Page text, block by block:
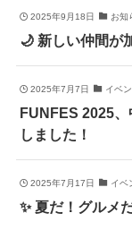
2025年9月18日 お知
🌙 新しい仲間が
2025年7月7日 イベ
FUNFES 2025
しました！
2025年7月17日 イベ
✨ 夏だ！グルメ